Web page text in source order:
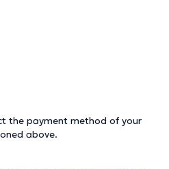
the payment method of your
above.